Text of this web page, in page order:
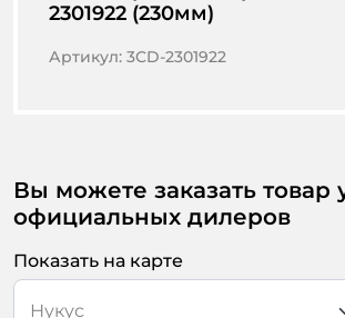
2301922 (230мм)
Артикул: 3CD-2301922
Вы можете заказать товар
официальных дилеров
Показать на карте